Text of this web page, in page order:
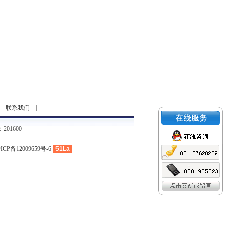
联系我们
201600
备12009659号-6 51La